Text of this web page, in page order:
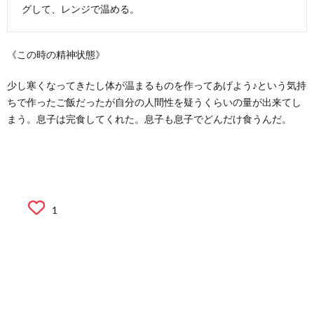
グして、レンジで温める。
《この時の精神状態》
少し寒くなってきたし体が温まるものを作ってあげよう♪という気持
ちで作ったご飯だったが自分の人間性を疑うくらいの量が出来てし
まう。息子は完食してくれた。息子も息子でどんだけ食うんだ。
1